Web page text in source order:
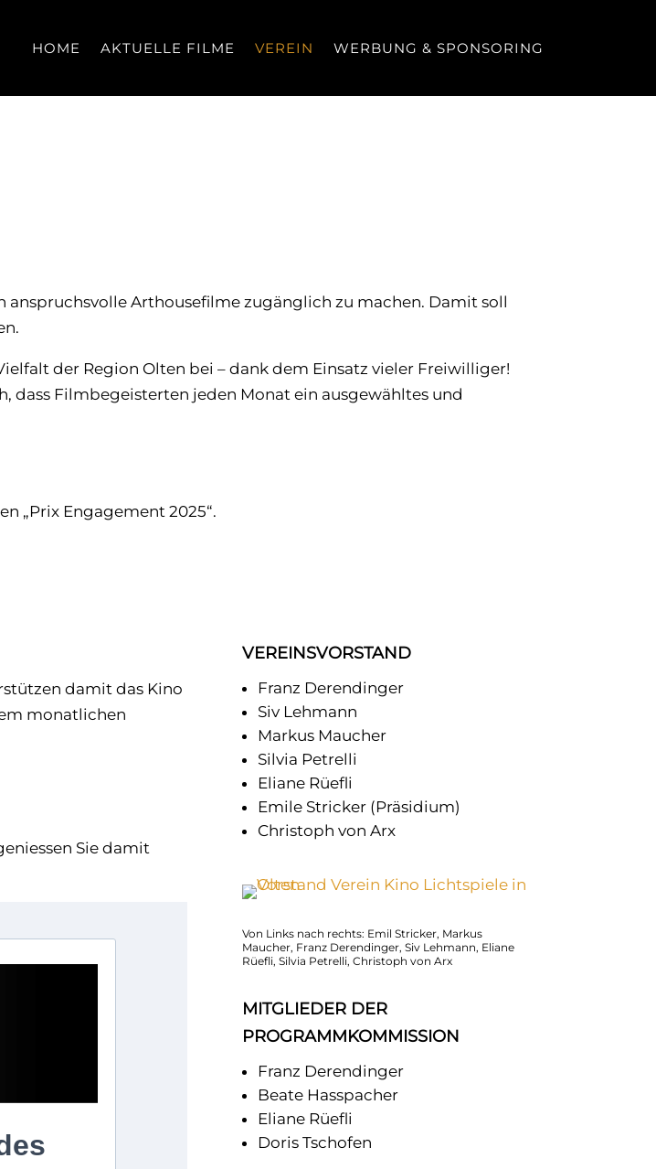
HOME AKTUELLE FILME VEREIN WERBUNG & SPONSORING
Arthousefilme zugänglich zu machen. Damit soll
der Region Olten bei – dank dem Einsatz vieler Freiwilliger!
dass Filmbegeisterten jeden Monat ein ausgewähltes und
„Prix Engagement 2025“.
damit das Kino
monatlichen
Sie damit
VEREINSVORSTAND
Franz Derendinger
Siv Lehmann
Markus Maucher
Silvia Petrelli
Eliane Rüefli
Emile Stricker (Präsidium)
Christoph von Arx
Von Links nach rechts: Emil Stricker, Markus
Maucher, Franz Derendinger, Siv Lehmann, Eliane
Rüefli, Silvia Petrelli, Christoph von Arx
MITGLIEDER DER
PROGRAMMKOMMISSION
Franz Derendinger
Beate Hasspacher
Eliane Rüefli
Doris Tschofen